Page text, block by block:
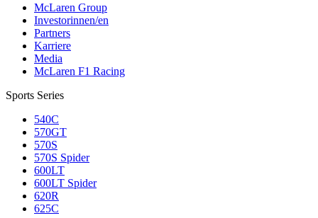
McLaren Group
Investorinnen/en
Partners
Karriere
Media
McLaren F1 Racing
Sports Series
540C
570GT
570S
570S Spider
600LT
600LT Spider
620R
625C